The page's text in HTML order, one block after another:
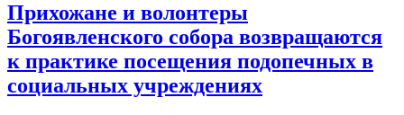
Прихожане и волонтеры
Богоявленского собора возвращаются
к практике посещения подопечных в
социальных учреждениях